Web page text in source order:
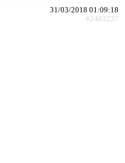
31/03/2018 01:09:18
#2483237